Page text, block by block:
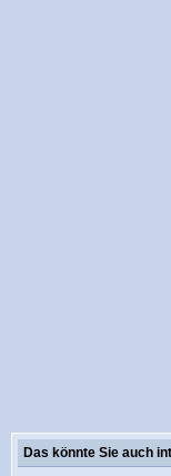
Das könnte Sie auch